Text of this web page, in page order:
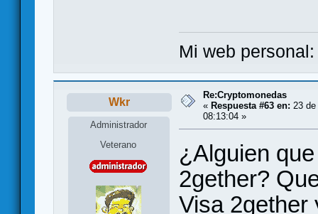
Mi web
Wkr
Administrador
Veterano
Re:Cryptomonedas
« Respuesta #63 en: 23
08:13:04 »
¿Alguien
2gether?
Visa 2gether